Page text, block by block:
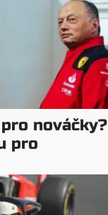
nováčky?
pro